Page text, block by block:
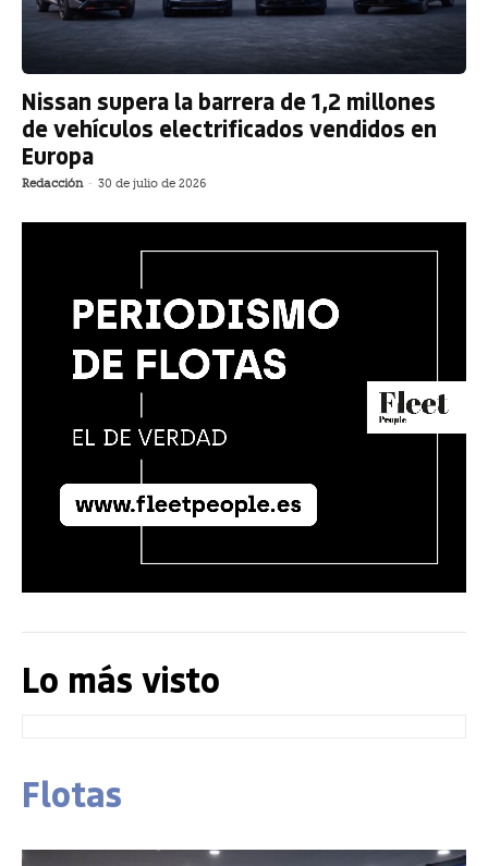
Nissan supera la barrera de 1,2 millones
de vehículos electrificados vendidos en
Europa
Redacción - 30 de julio de 2026
Lo más visto
Flotas